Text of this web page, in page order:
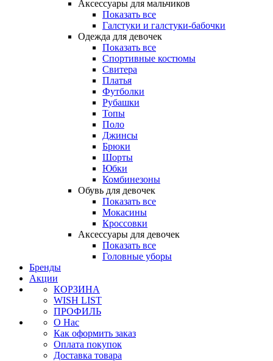
Аксессуары для мальчиков
Показать все
Галстуки и галстуки-бабочки
Одежда для девочек
Показать все
Спортивные костюмы
Свитера
Платья
Футболки
Рубашки
Топы
Поло
Джинсы
Брюки
Шорты
Юбки
Комбинезоны
Обувь для девочек
Показать все
Мокасины
Кроссовки
Аксессуары для девочек
Показать все
Головные уборы
Бренды
Акции
КОРЗИНА
WISH LIST
ПРОФИЛЬ
О Нас
Как оформить заказ
Оплата покупок
Доставка товара